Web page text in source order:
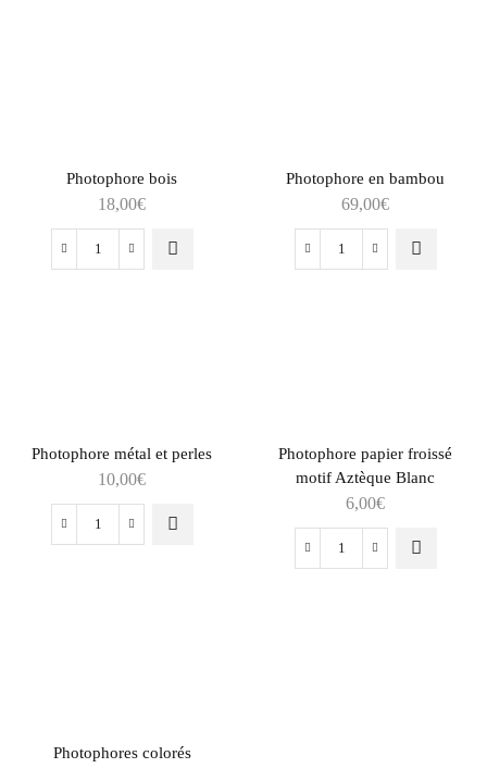
Photophore bois
18,00€
Photophore en bambou
69,00€
Photophore métal et perles
10,00€
Photophore papier froissé
motif Aztèque Blanc
6,00€
Photophores colorés